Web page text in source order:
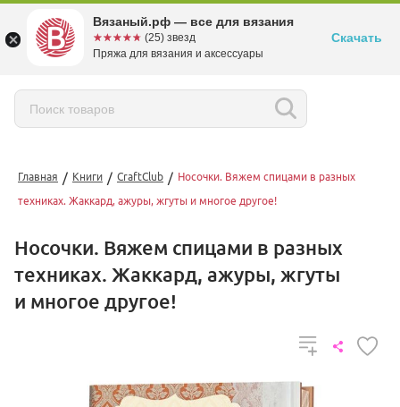
Главная / Книги / CraftClub / Носочки. Вяжем спицами в разных
техниках. Жаккард, ажуры, жгуты и многое другое!
Носочки. Вяжем спицами в разных
техниках. Жаккард, ажуры, жгуты
и многое другое!
Вязаный.рф — все для вязания
☆☆☆☆☆
★★★★★ (25) звезд
Пряжа для вязания и аксессуары
Скачать